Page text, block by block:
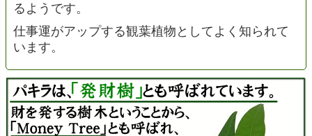
るようです。
仕事運がアップする観葉植物としてよく知られて
います。